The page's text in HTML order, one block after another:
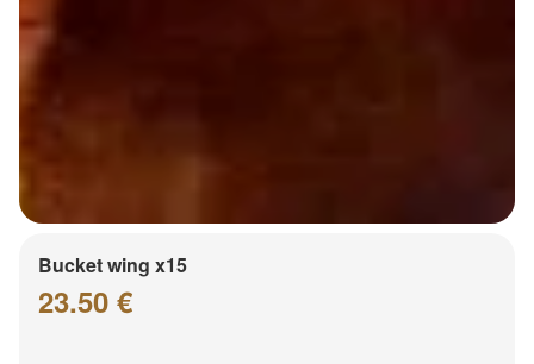
Bucket wing x15
23.50 €